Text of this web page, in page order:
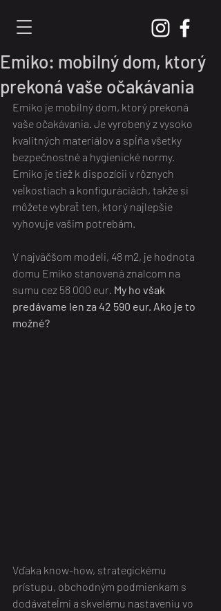
Emiko: mobilný dom, ktorý
prekoná vaše očakávania
Emiko je mobilný dom, ktorý prekoná
vaše očakávania. Je vyrobený z vysoko
kvalitných materiálov a spĺňa všetky
bezpečnostné a hygienické normy.
Emiko je tiež k dispozícii v rôznych
veľkostiach a konfiguráciách, takže si
môžete vybrať ten, ktorý najlepšie
vyhovuje vašim potrebám.
V najväčšom modeli, 48 m2, je hodnota
domu Emiko stanovená znalcom na
sumu cez 58 000 eur. My ho však
predávame len za 42 590 eur. Ako je to
možné?
Vďaka know-how, strategickému
prístupu, obchodným podmienkam s
dodávateľmi a skvelému nastaveniu vo